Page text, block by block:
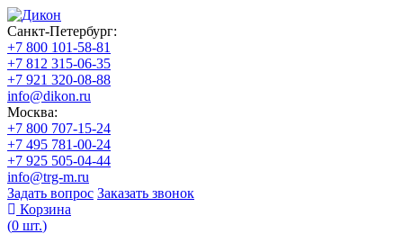
Санкт-Петербург:
+7 800 101-58-81
+7 812 315-06-35
+7 921 320-08-88
info@dikon.ru
Москва:
+7 800 707-15-24
+7 495 781-00-24
+7 925 505-04-44
info@trg-m.ru
Задать вопрос Заказать звонок
Корзина
(0 шт.)